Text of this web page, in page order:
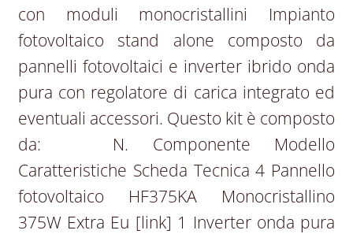
con moduli monocristallini Impianto
fotovoltaico stand alone composto da
pannelli fotovoltaici e inverter ibrido onda
pura con regolatore di carica integrato ed
eventuali accessori. Questo kit è composto
da: N. Componente Modello
Caratteristiche Scheda Tecnica 4 Pannello
fotovoltaico HF375KA Monocristallino
375W Extra Eu [link] 1 Inverter onda pura